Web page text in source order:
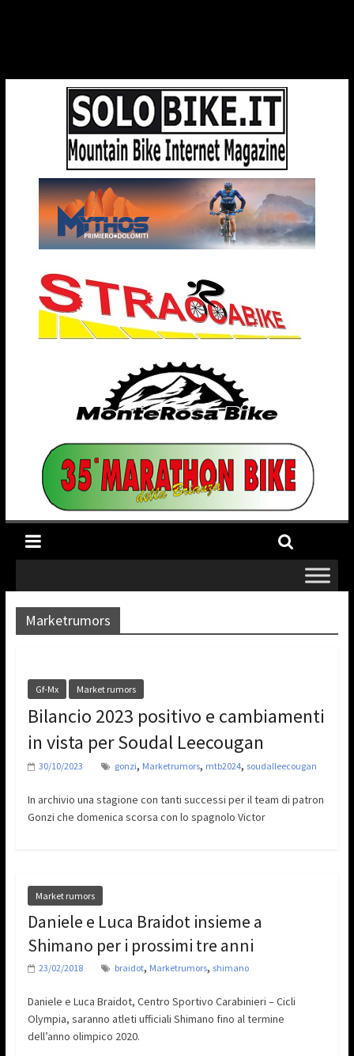
Marketrumors
Gf-Mx Market rumors
Bilancio 2023 positivo e cambiamenti
in vista per Soudal Leecougan
30/10/2023 gonzi, Marketrumors, mtb2024, soudalleecougan
In archivio una stagione con tanti successi per il team di patron
Gonzi che domenica scorsa con lo spagnolo Victor
Market rumors
Daniele e Luca Braidot insieme a
Shimano per i prossimi tre anni
23/02/2018 braidot, Marketrumors, shimano
Daniele e Luca Braidot, Centro Sportivo Carabinieri – Cicli
Olympia, saranno atleti ufficiali Shimano fino al termine
dell’anno olimpico 2020.